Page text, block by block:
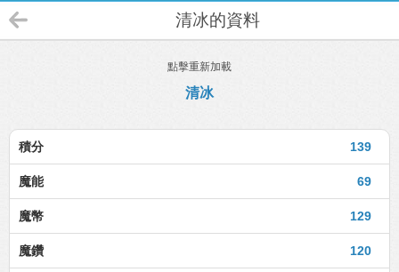
清冰的資料
點擊重新加載
清冰
139
積分
69
魔能
129
魔幣
120
魔鑽